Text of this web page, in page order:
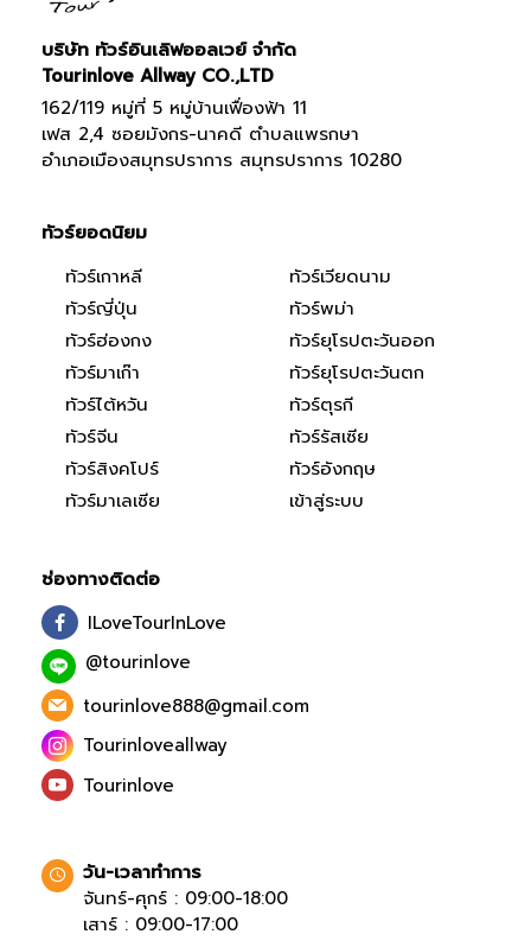
บริษัท ทัวร์อินเลิฟออลเวย์ จำกัด
Tourinlove Allway CO.,LTD
162/119 หมู่ที่ 5 หมู่บ้านเฟื่องฟ้า 11
เฟส 2,4 ซอยมังกร-นาคดี ตำบลแพรกษา
อำเภอเมืองสมุทรปราการ สมุทรปราการ 10280
ทัวร์ยอดนิยม
ทัวร์เกาหลี
ทัวร์ญี่ปุ่น
ทัวร์ฮ่องกง
ทัวร์มาเก๊า
ทัวร์ไต้หวัน
ทัวร์จีน
ทัวร์สิงคโปร์
ทัวร์มาเลเซีย
ทัวร์เวียดนาม
ทัวร์พม่า
ทัวร์ยุโรปตะวันออก
ทัวร์ยุโรปตะวันตก
ทัวร์ตุรกี
ทัวร์รัสเซีย
ทัวร์อังกฤษ
เข้าสู่ระบบ
ช่องทางติดต่อ
ILoveTourInLove
@tourinlove
tourinlove888@gmail.com
Tourinloveallway
Tourinlove
วัน-เวลาทำการ
จันทร์-ศุกร์ : 09:00-18:00
เสาร์ : 09:00-17:00